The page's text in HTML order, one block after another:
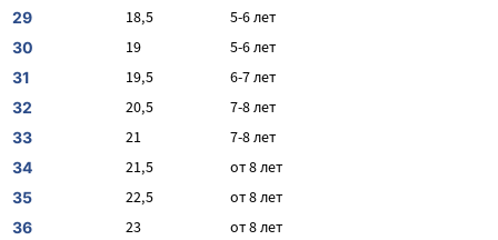
29 18,5 5-6 лет
30 19 5-6 лет
31 19,5 6-7 лет
32 20,5 7-8 лет
33 21 7-8 лет
34 21,5 от 8 лет
35 22,5 от 8 лет
36 23 от 8 лет